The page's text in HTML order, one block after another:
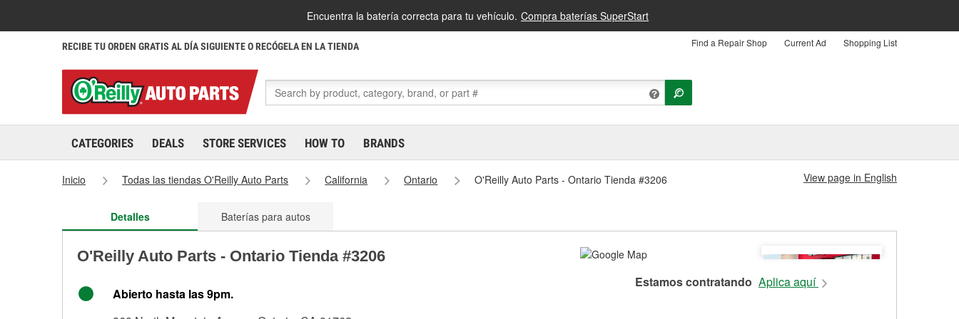
Encuentra la batería correcta para tu vehículo. Compra baterías SuperStart
RECIBE TU ORDEN GRATIS AL DÍA SIGUIENTE O RECÓGELA EN LA TIENDA Find a Repair Shop Current Ad Shopping List
CATEGORIES DEALS STORE SERVICES HOW TO BRANDS
Inicio Todas las tiendas O'Reilly Auto Parts California Ontario O'Reilly Auto Parts - Ontario Tienda #3206 View page in English
Detalles Baterías para autos
O'Reilly Auto Parts - Ontario Tienda #3206
Abierto hasta las 9pm.
Estamos contratando Aplica aquí